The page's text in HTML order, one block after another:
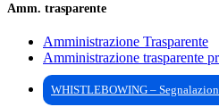
Amm. trasparente
Amministrazione Trasparente
Amministrazione trasparente
WHISTLEBOWING –